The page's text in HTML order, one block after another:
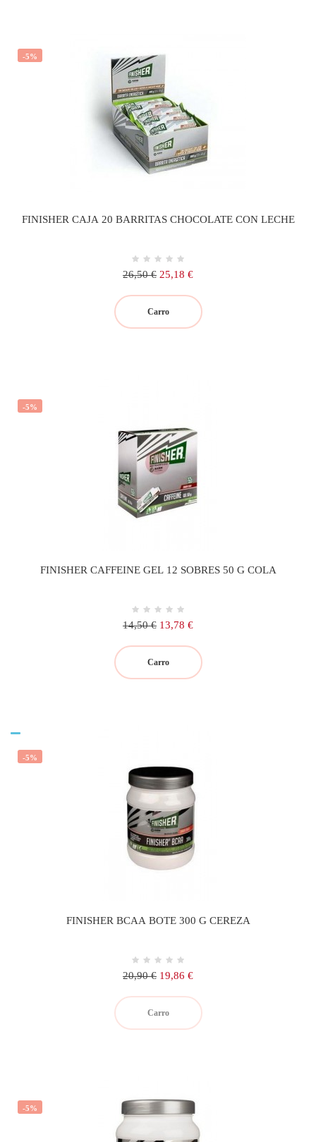
-5%
FINISHER CAJA 20 BARRITAS CHOCOLATE CON LECHE
Precio
26,50 € Precio
25,18 €
Carro
-5%
FINISHER CAFFEINE GEL 12 SOBRES 50 G COLA
Precio
14,50 € Precio
13,78 €
Carro
-5%
FINISHER BCAA BOTE 300 G CEREZA
Precio
20,90 € Precio
19,86 €
Carro
-5%